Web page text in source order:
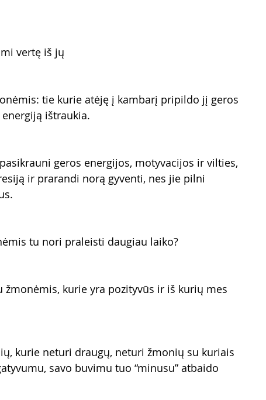
vertę iš jų
tie kurie atėję į kambarį pripildo jį geros
ištraukia.
geros energijos, motyvacijos ir vilties,
ir prarandi norą gyventi, nes jie pilni
tu nori praleisti daugiau laiko?
kurie yra pozityvūs ir iš kurių mes
kurie neturi draugų, neturi žmonių su kuriais
savo buvimu tuo “minusu” atbaido